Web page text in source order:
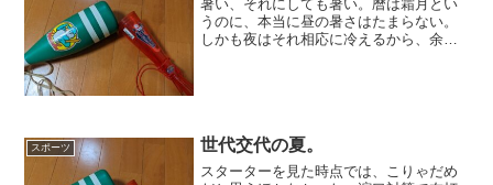
暑い、それにしても暑い。暦は霜月とい
うのに、本当に昼の暑さはたまらない。
しかも夜はそれ相応に冷えるから、余計
スポーツ 世代交代の夏。
スターターを見た時点では、こりゃだめ